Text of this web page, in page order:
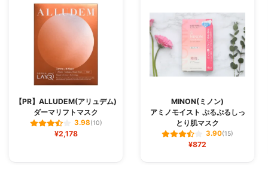
【PR】ALLUDEM(アリュデム)
ダーマリフトマスク
3.98(10)
¥2,178
MINON(ミノン)
アミノモイスト ぷるぷるしっ
とり肌マスク
3.90(15)
¥872